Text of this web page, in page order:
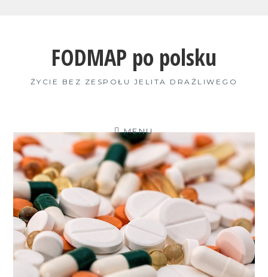
FODMAP po polsku
ŻYCIE BEZ ZESPOŁU JELITA DRAŻLIWEGO
MENU